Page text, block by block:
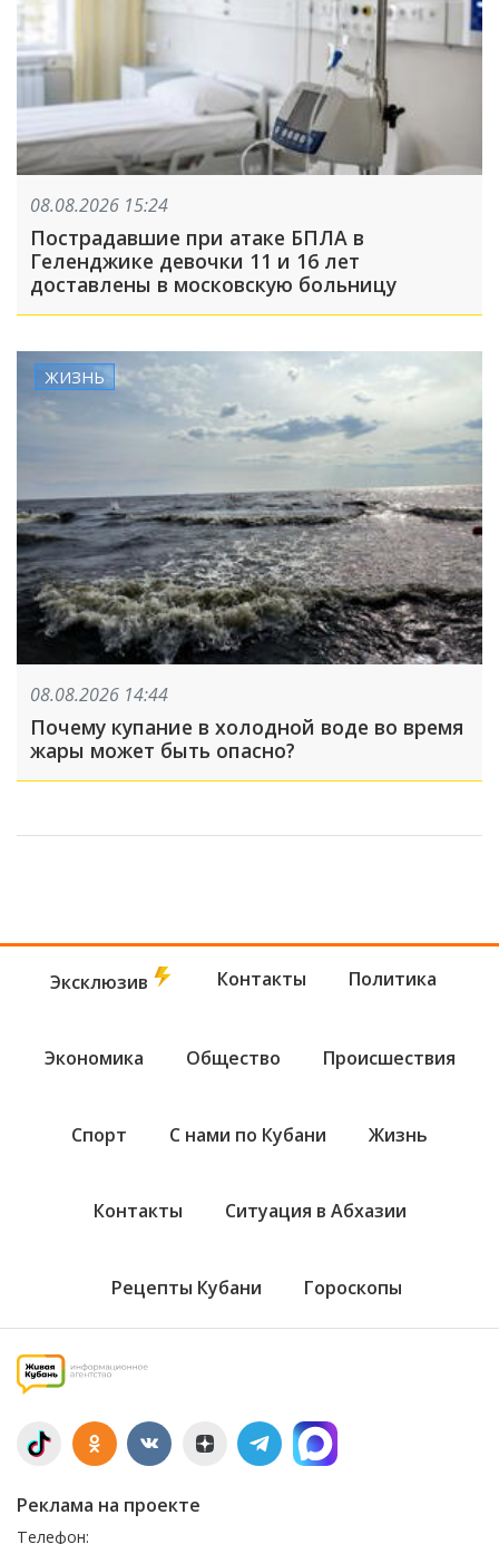
08.08.2026 15:24
Пострадавшие при атаке БПЛА в
Геленджике девочки 11 и 16 лет
доставлены в московскую больницу
ЖИЗНЬ
08.08.2026 14:44
Почему купание в холодной воде во время
жары может быть опасно?
Эксклюзив Контакты Политика
Экономика Общество Происшествия
Спорт С нами по Кубани Жизнь
Контакты Ситуация в Абхазии
Рецепты Кубани Гороскопы
Реклама на проекте
Телефон: